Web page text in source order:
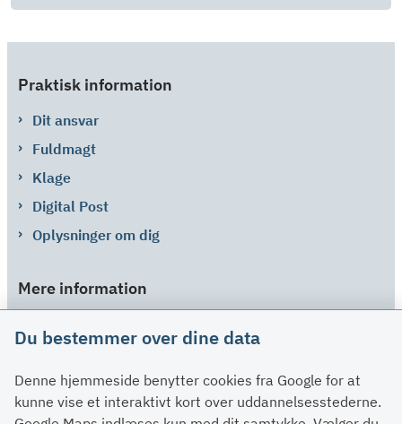
Praktisk information
Dit ansvar
Fuldmagt
Klage
Digital Post
Oplysninger om dig
Mere information
Spørgsmål og svar
Kontakt
Du bestemmer over dine data
Denne hjemmeside benytter cookies fra Google for at
kunne vise et interaktivt kort over uddannelsesstederne.